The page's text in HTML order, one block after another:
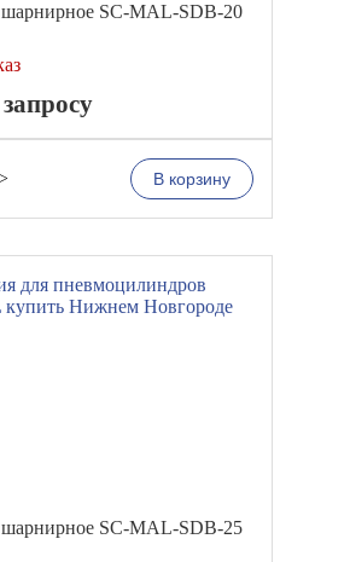
SC-MAL-SDB-20
В корзину
SC-MAL-SDB-25